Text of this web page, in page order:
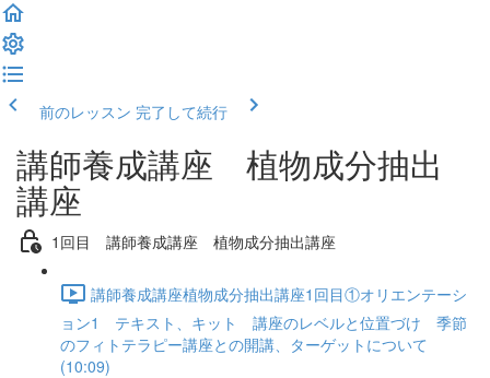
前のレッスン 完了して続行
講師養成講座 植物成分抽出
講座
1回目 講師養成講座 植物成分抽出講座
講師養成講座植物成分抽出講座1回目①オリエンテーシ
ョン1 テキスト、キット 講座のレベルと位置づけ 季節
のフィトテラピー講座との開講、ターゲットについて
(10:09)